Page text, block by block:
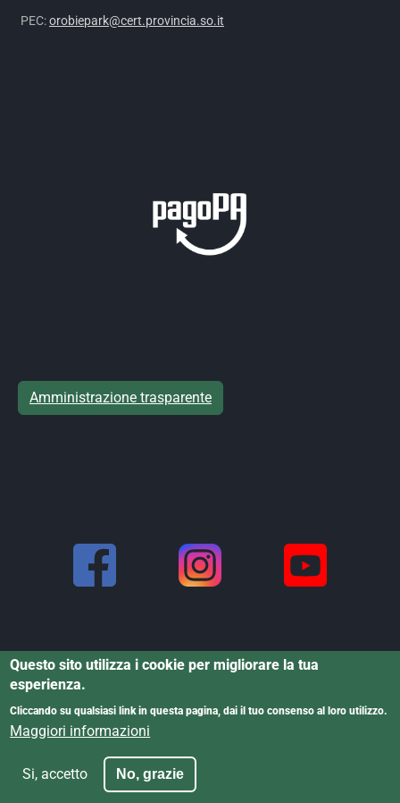
PEC:orobiepark@cert.provincia.so.it
Amministrazione trasparente
Informativa dati personali
Questo sito utilizza i cookie per migliorare la tua
esperienza.
Cliccando su qualsiasi link in questa pagina, dai il tuo consenso al loro utilizzo.
Maggiori informazioni
Si, accetto No, grazie